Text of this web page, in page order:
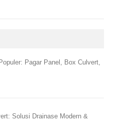
Pagar Panel, Box Culvert,
Solusi Drainase Modern &